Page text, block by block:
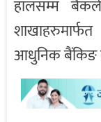
हालसम्म
आधुनिक बैंकिङ